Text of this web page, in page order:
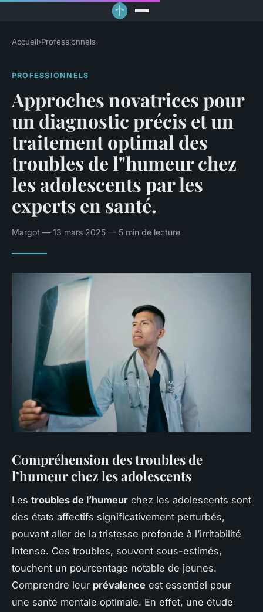
Accueil›Professionnels
PROFESSIONNELS
Approches novatrices pour
un diagnostic précis et un
traitement optimal des
troubles de l"humeur chez
les adolescents par les
experts en santé.
Margot — 13 mars 2025 — 5 min de lecture
Compréhension des troubles de
l’humeur chez les adolescents
Les troubles de l’humeur chez les adolescents sont
des états affectifs significativement perturbés,
pouvant aller de la tristesse profonde à l’irritabilité
intense. Ces troubles, souvent sous-estimés,
touchent un pourcentage notable de jeunes.
Comprendre leur prévalence est essentiel pour
une santé mentale optimale. En effet, une étude